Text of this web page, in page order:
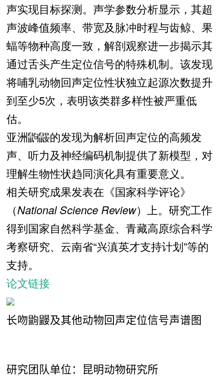
声实现目标探测。声学参数分析显示，其超
声波峰值频率、带宽及脉冲时程与齿鲸、果
蝠等物种高度一致，解剖观察进一步揭示其
通过舌头产生定位信号的特殊机制。该发现
将哺乳动物回声定位性状独立起源次数提升
到至少5次，表明该类群多样性被严重低
估。
亚洲鼩鼹的发现为解析回声定位的高频发
声、听力及神经编码机制提供了新模型，对
理解生物性状趋同演化具有重要意义。
相关研究成果发表在《国家科学评论》
（National Science Review）上。研究工作
得到国家自然科学基金、青藏高原综合科学
考察研究、云南省“兴滇英才支持计划”等的
支持。
论文链接
长吻鼩鼹及其他动物回声定位信号声谱图
研究团队单位：昆明动物研究所